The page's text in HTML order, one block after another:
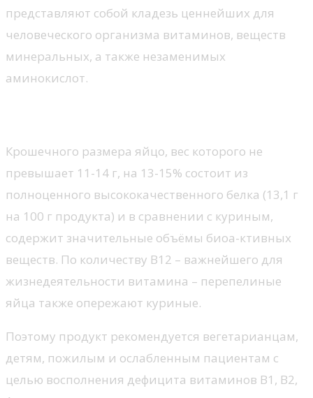
представляют собой кладезь ценнейших для
человеческого организма витаминов, веществ
минеральных, а также незаменимых
аминокислот.
Крошечного размера яйцо, вес которого не
превышает 11-14 г, на 13-15% состоит из
полноценного высококачественного белка (13,1 г
на 100 г продукта) и в сравнении с куриным,
содержит значительные объёмы биоа-ктивных
веществ. По количеству В12 – важнейшего для
жизнедеятельности витамина – перепелиные
яйца также опережают куриные.
Поэтому продукт рекомендуется вегетарианцам,
детям, пожилым и ослабленным пациентам с
целью восполнения дефицита витаминов B1, B2,